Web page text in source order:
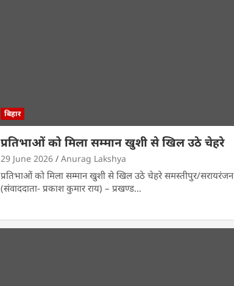
बिहार
प्रतिभाओं को मिला सम्मान खुशी से खिल उठे चेहरे
29 June 2026 Anurag Lakshya
प्रतिभाओं को मिला सम्मान खुशी से खिल उठे चेहरे समस्तीपुर/सरायरंजन
(संवाददाता- प्रकाश कुमार राय) – प्रखण्ड…